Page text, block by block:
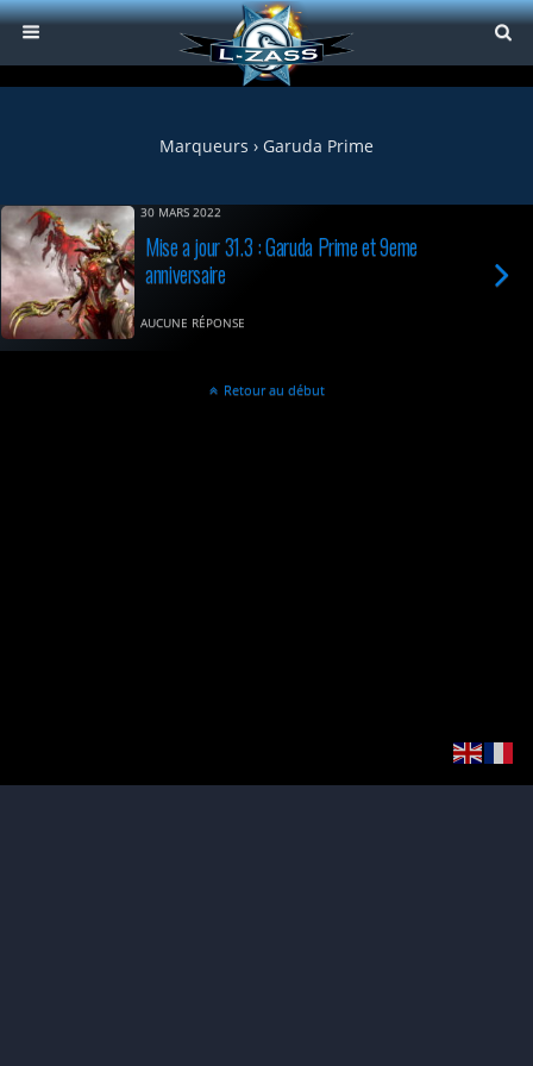
Marqueurs › Garuda Prime
30 MARS 2022
Mise a jour 31.3 : Garuda Prime et 9eme
anniversaire
AUCUNE RÉPONSE
Retour au début